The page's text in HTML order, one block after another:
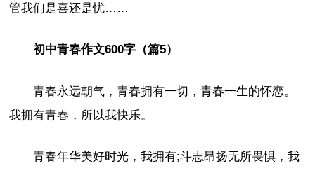
管我们是喜还是忧……
初中青春作文600字（篇5）
青春永远朝气，青春拥有一切，青春一生的怀恋。
我拥有青春，所以我快乐。
青春年华美好时光，我拥有;斗志昂扬无所畏惧，我